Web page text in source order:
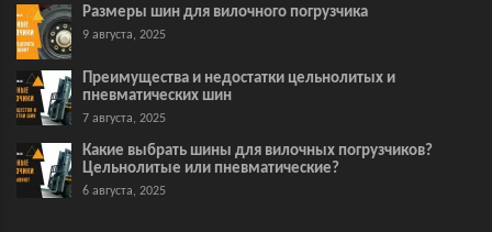
Размеры шин для вилочного погрузчика
9 августа, 2025
Преимущества и недостатки цельнолитых и
пневматических шин
7 августа, 2025
Какие выбрать шины для вилочных погрузчиков?
Цельнолитые или пневматические?
6 августа, 2025